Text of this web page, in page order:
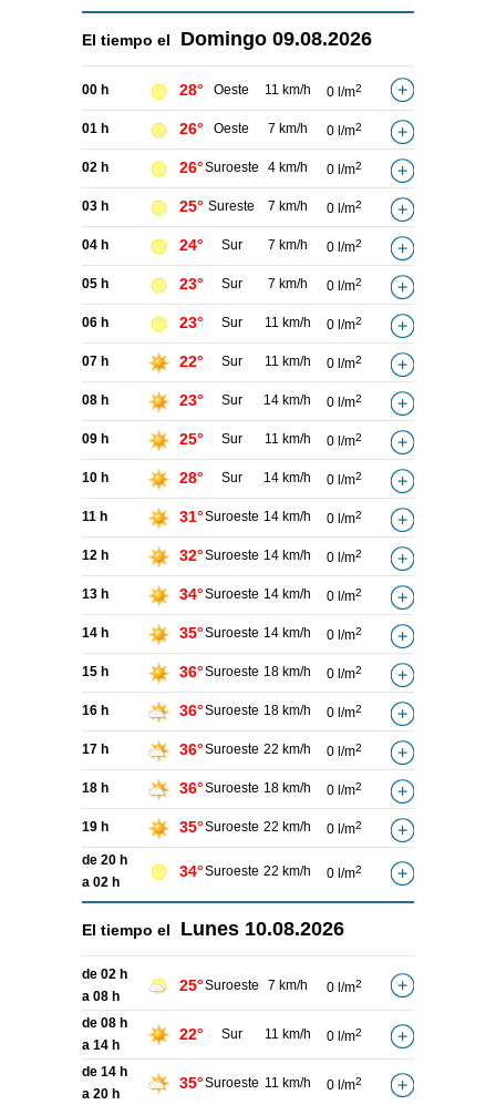
El tiempo el Domingo 09.08.2026
00 h 28° Oeste 11 km/h 0 l/m2
01 h 26° Oeste 7 km/h 0 l/m2
02 h 26°Suroeste 4 km/h 0 l/m2
03 h 25° Sureste 7 km/h 0 l/m2
04 h 24° Sur 7 km/h 0 l/m2
05 h 23° Sur 7 km/h 0 l/m2
06 h 23° Sur 11 km/h 0 l/m2
07 h 22° Sur 11 km/h 0 l/m2
08 h 23° Sur 14 km/h 0 l/m2
09 h 25° Sur 11 km/h 0 l/m2
10 h 28° Sur 14 km/h 0 l/m2
11 h 31°Suroeste 14 km/h 0 l/m2
12 h 32°Suroeste 14 km/h 0 l/m2
13 h 34°Suroeste 14 km/h 0 l/m2
14 h 35°Suroeste 14 km/h 0 l/m2
15 h 36°Suroeste 18 km/h 0 l/m2
16 h 36°Suroeste 18 km/h 0 l/m2
17 h 36°Suroeste 22 km/h 0 l/m2
18 h 36°Suroeste 18 km/h 0 l/m2
19 h 35°Suroeste 22 km/h 0 l/m2
de 20 h
a 02 h
34°Suroeste 22 km/h 0 l/m2
El tiempo el Lunes 10.08.2026
de 02 h
a 08 h
25°Suroeste 7 km/h 0 l/m2
de 08 h
a 14 h
22° Sur 11 km/h 0 l/m2
de 14 h
a 20 h
35°Suroeste 11 km/h 0 l/m2